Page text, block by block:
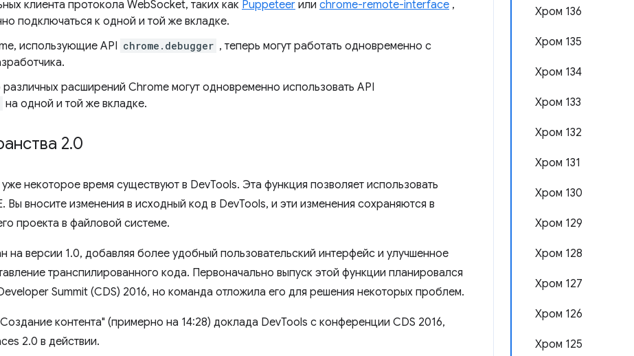
Хром 136
Хром 135
Хром 134
Хром 133
Хром 132
Хром 131
Хром 130
Хром 129
Хром 128
Хром 127
Хром 126
Хром 125
клиента протокола WebSocket, таких как Puppeteer или chrome-remote-interface ,
подключаться к одной и той же вкладке.
использующие API chrome.debugger , теперь могут работать одновременно с
различных расширений Chrome могут одновременно использовать API
на одной и той же вкладке.
2.0
некоторое время существуют в DevTools. Эта функция позволяет использовать
Вы вносите изменения в исходный код в DevTools, и эти изменения сохраняются в
проекта в файловой системе.
на версии 1.0, добавляя более удобный пользовательский интерфейс и улучшенное
транспилированного кода. Первоначально выпуск этой функции планировался
Summit (CDS) 2016, но команда отложила его для решения некоторых проблем.
контента" (примерно на 14:28) доклада DevTools с конференции CDS 2016,
2.0 в действии.